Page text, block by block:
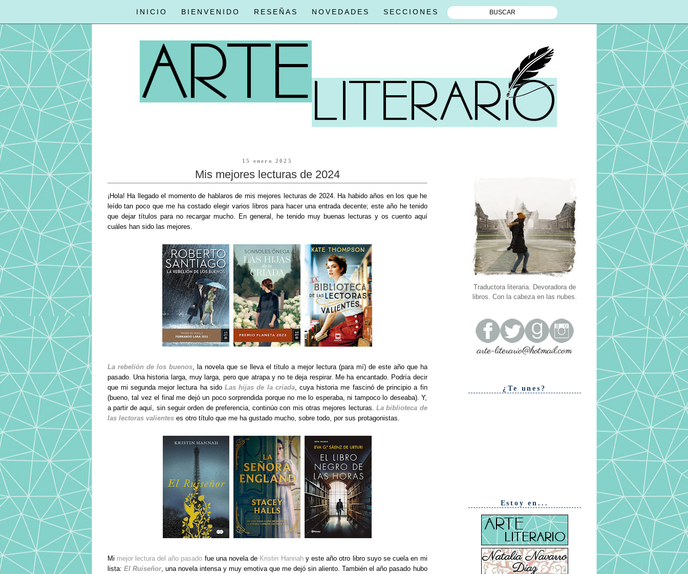
INICIO BIENVENIDO RESEÑAS NOVEDADES SECCIONES
15 enero 2025
Mis mejores lecturas de 2024
¡Hola! Ha llegado el momento de hablaros de mis mejores lecturas de 2024. Ha habido años en los que he
leído tan poco que me ha costado elegir varios libros para hacer una entrada decente; este año he tenido
que dejar títulos para no recargar mucho. En general, he tenido muy buenas lecturas y os cuento aquí
cuáles han sido las mejores.
La rebelión de los buenos, la novela que se lleva el título a mejor lectura (para mí) de este año que ha
pasado. Una historia larga, muy larga, pero que atrapa y no te deja respirar. Me ha encantado. Podría decir
que mi segunda mejor lectura ha sido Las hijas de la criada, cuya historia me fascinó de principio a fin
(bueno, tal vez el final me dejó un poco sorprendida porque no me lo esperaba, ni tampoco lo deseaba). Y,
a partir de aquí, sin seguir orden de preferencia, continúo con mis otras mejores lecturas. La biblioteca de
las lectoras valienteses otro título que me ha gustado mucho, sobre todo, por sus protagonistas.
Mi mejor lectura del año pasado fue una novela de Kristin Hannahy este año otro libro suyo se cuela en mi
lista: El Ruiseñor, una novela intensa y muy emotiva que me dejó sin aliento. También el año pasado hubo
Traductora literaria. Devoradora de
libros. Con la cabeza en las nubes.
¿Te unes?
Estoy en...